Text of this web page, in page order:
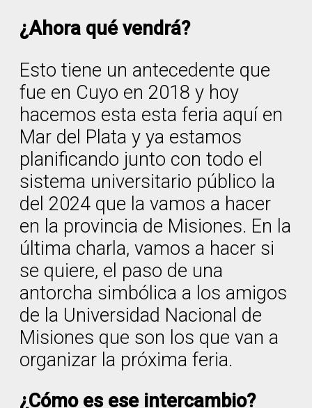
¿Ahora qué vendrá?
Esto tiene un antecedente que
fue en Cuyo en 2018 y hoy
hacemos esta esta feria aquí en
Mar del Plata y ya estamos
planificando junto con todo el
sistema universitario público la
del 2024 que la vamos a hacer
en la provincia de Misiones. En la
última charla, vamos a hacer si
se quiere, el paso de una
antorcha simbólica a los amigos
de la Universidad Nacional de
Misiones que son los que van a
organizar la próxima feria.
¿Cómo es ese intercambio?